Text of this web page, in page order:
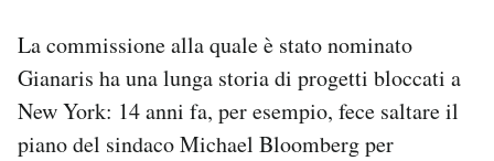
La commissione alla quale è stato nominato
Gianaris ha una lunga storia di progetti bloccati a
New York: 14 anni fa, per esempio, fece saltare il
piano del sindaco Michael Bloomberg per